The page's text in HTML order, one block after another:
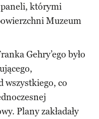
którymi
Muzeum
Gehry’ego było
wszystkiego, co
Plany zakładały